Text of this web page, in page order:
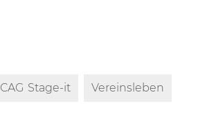
CAG Stage-it Vereinsleben